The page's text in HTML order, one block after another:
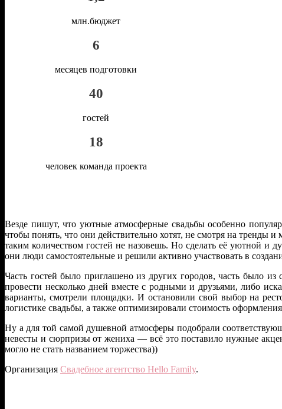
млн.бюджет
6
месяцев подготовки
40
гостей
18
человек команда проекта
Везде пишут, что уютные атмосферные свадьбы особенно
чтобы понять, что они действительно хотят, не смотря на тренды
таким количеством гостей не назовешь. Но сделать её уютной
они люди самостоятельные и решили активно участвовать в
Часть гостей было приглашено из других городов, часть было
провести несколько дней вместе с родными и друзьями, либо
варианты, смотрели площадки. И остановили свой выбор на
логистике свадьбы, а также оптимизировали стоимость
Ну а для той самой душевной атмосферы подобрали
невесты и сюрпризы от жениха — всё это поставило нужные
могло не стать названием торжества))
Организация Свадебное агентство Hello Family.